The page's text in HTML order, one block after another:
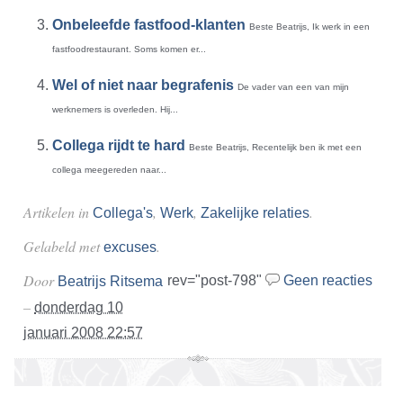
Onbeleefde fastfood-klanten Beste Beatrijs, Ik werk in een
fastfoodrestaurant. Soms komen er...
Wel of niet naar begrafenis De vader van een van mijn
werknemers is overleden. Hij...
Collega rijdt te hard Beste Beatrijs, Recentelijk ben ik met een
collega meegereden naar...
Artikelen in Collega's, Werk, Zakelijke relaties.
Gelabeld metexcuses.
rev="post-798" Geen reacties
Door Beatrijs Ritsema
– donderdag 10
januari 2008 22:57